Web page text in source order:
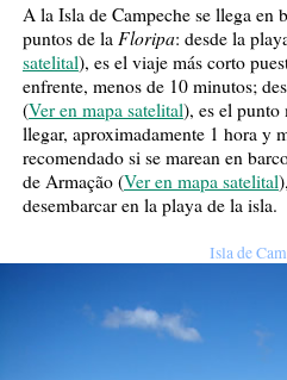
A la Isla de Campeche se llega en
puntos de la Floripa: desde la
satelital), es el viaje más corto
enfrente, menos de 10 minutos;
(Ver en mapa satelital), es el punto
llegar, aproximadamente 1 hora y
recomendado si se marean en
de Armação (Ver en mapa satelital
desembarcar en la playa de la isla.
Isla de